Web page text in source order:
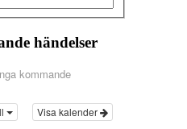
händelser
kommande
Visa kalender